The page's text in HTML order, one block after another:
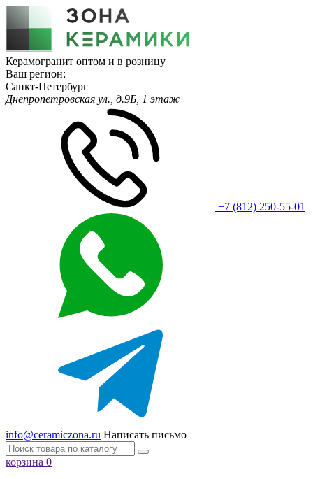
Керамогранит оптом и в розницу
Ваш регион:
Санкт-Петербург
Днепропетровская ул., д.9Б, 1 этаж
+7 (812) 250-55-01
info@ceramiczona.ru Написать письмо
корзина 0